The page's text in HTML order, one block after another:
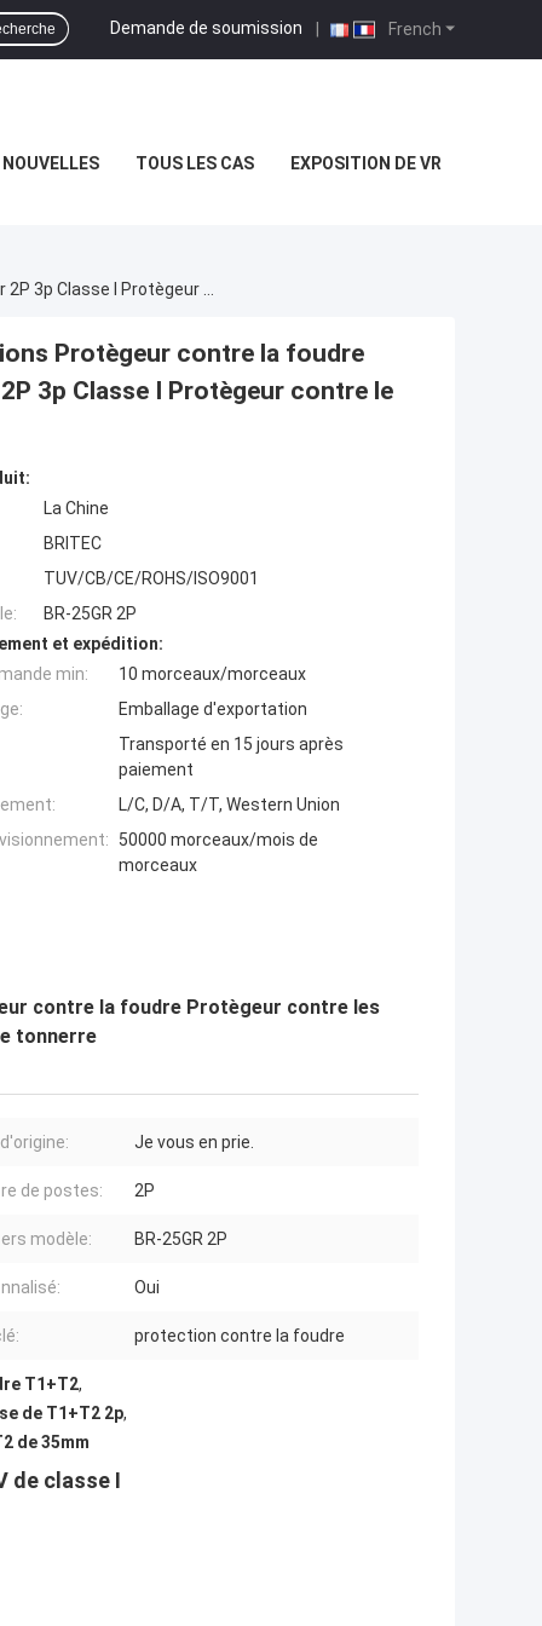
French
Demande de soumission |
NOUVELLES TOUS LES CAS EXPOSITION DE VR
Protègeur contre la foudre
3p Classe I Protègeur contre le
La Chine
BRITEC
TUV/CB/CE/ROHS/ISO9001
BR-25GR 2P
et expédition:
min:
10 morceaux/morceaux
Emballage d'exportation
Transporté en 15 jours après
paiement
L/C, D/A, T/T, Western Union
50000 morceaux/mois de
morceaux
contre la foudre Protègeur contre les
tonnerre
Je vous en prie.
de postes: 2P
modèle: BR-25GR 2P
Oui
protection contre la foudre
T1+T2,
de T1+T2 2p,
de 35mm
de classe I